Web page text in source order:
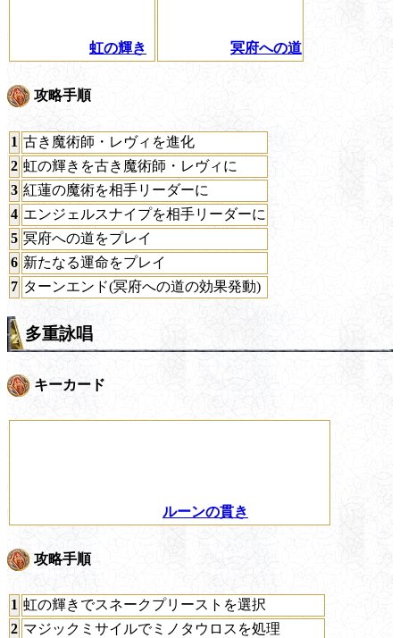
虹の輝き 冥府への道
攻略手順
1 古き魔術師・レヴィを進化
2 虹の輝きを古き魔術師・レヴィに
3 紅蓮の魔術を相手リーダーに
4 エンジェルスナイプを相手リーダーに
5 冥府への道をプレイ
6 新たなる運命をプレイ
7 ターンエンド(冥府への道の効果発動)
多重詠唱
キーカード
ルーンの貫き
攻略手順
1 虹の輝きでスネークプリーストを選択
2 マジックミサイルでミノタウロスを処理